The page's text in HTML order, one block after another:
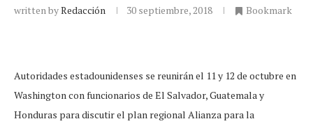
written byRedacción 30 septiembre, 2018 Bookmark
Autoridades estadounidenses se reunirán el 11 y 12 de octubre en
Washington con funcionarios de El Salvador, Guatemala y
Honduras para discutir el plan regional Alianza para la